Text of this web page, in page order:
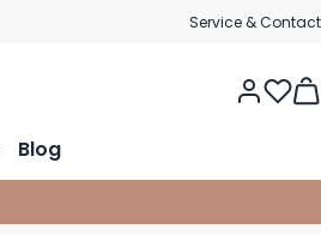
Service & Contact
Blog